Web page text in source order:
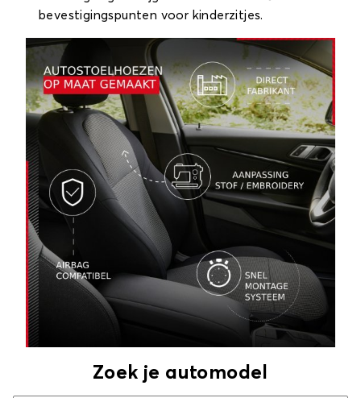
bevestigingspunten voor kinderzitjes.
Zoek je automodel